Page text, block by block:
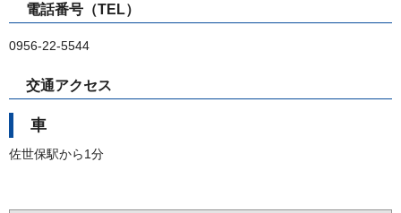
電話番号（TEL）
0956-22-5544
交通アクセス
車
佐世保駅から1分